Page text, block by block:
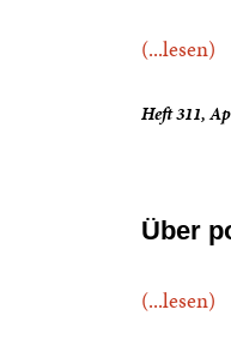
(...lesen)
Heft 311,
Über
(...lesen)